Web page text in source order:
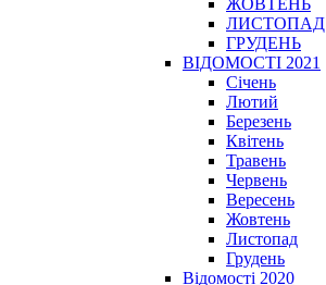
ЖОВТЕНЬ
ЛИСТОПАД
ГРУДЕНЬ
ВІДОМОСТІ 2021
Січень
Лютий
Березень
Квітень
Травень
Червень
Вересень
Жовтень
Листопад
Грудень
Відомості 2020